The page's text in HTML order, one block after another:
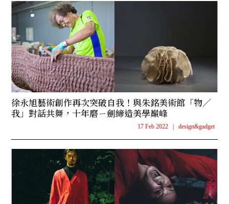
徐永旭藝術創作再次突破自我！與朱銘美術館「物／
我」對話共舞，十年磨ㄧ劍締造美學巔峰
17 Feb 2022 | design&gadget